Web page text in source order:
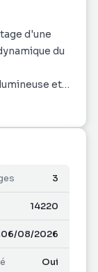
d'une
du
et
centrale
est idéal
un premier
visite !
3
14220
06/08/2026
Oui